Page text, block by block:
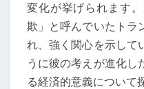
変化が挙げられます
欺」と呼んでいたトラ
れ、強く関心を示して
うに彼の考えが進化し
る経済的意義について